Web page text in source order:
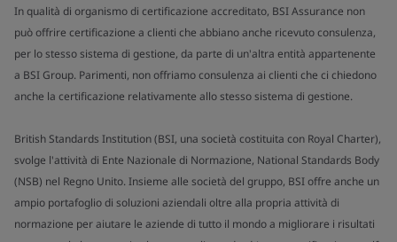
In qualità di organismo di certificazione accreditato, BSI Assurance non
può offrire certificazione a clienti che abbiano anche ricevuto consulenza,
per lo stesso sistema di gestione, da parte di un'altra entità appartenente
a BSI Group. Parimenti, non offriamo consulenza ai clienti che ci chiedono
anche la certificazione relativamente allo stesso sistema di gestione.
British Standards Institution (BSI, una società costituita con Royal Charter),
svolge l'attività di Ente Nazionale di Normazione, National Standards Body
(NSB) nel Regno Unito. Insieme alle società del gruppo, BSI offre anche un
ampio portafoglio di soluzioni aziendali oltre alla propria attività di
normazione per aiutare le aziende di tutto il mondo a migliorare i risultati